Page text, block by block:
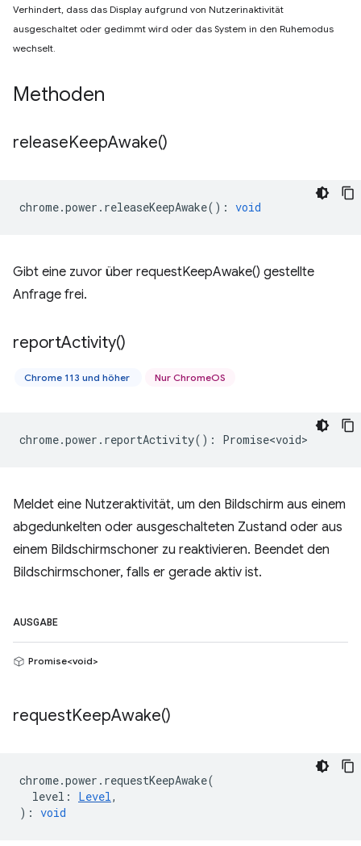
Verhindert, dass das Display aufgrund von Nutzerinaktivität
ausgeschaltet oder gedimmt wird oder das System in den Ruhemodus
wechselt.
Methoden
releaseKeepAwake()
chrome.power . releaseKeepAwake() : void
Gibt eine zuvor über requestKeepAwake() gestellte
Anfrage frei.
reportActivity()
Chrome 113 und höher Nur ChromeOS
chrome.power . reportActivity() : Promise<void>
Meldet eine Nutzeraktivität, um den Bildschirm aus einem
abgedunkelten oder ausgeschalteten Zustand oder aus
einem Bildschirmschoner zu reaktivieren. Beendet den
Bildschirmschoner, falls er gerade aktiv ist.
AUSGABE
Promise<void>
requestKeepAwake()
chrome.power . requestKeepAwake(
level : Level,
) : void